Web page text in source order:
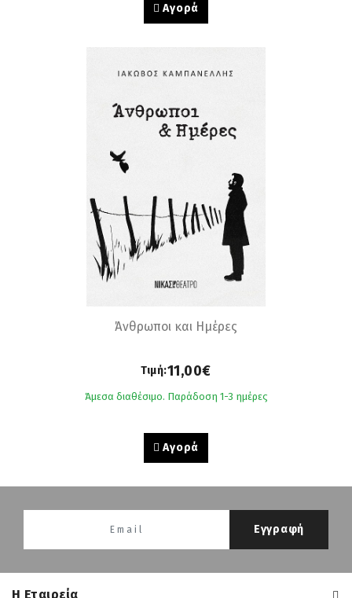
Αγορά
Άνθρωποι και Ημέρες
Τιμή:11,00€
Άμεσα διαθέσιμο. Παράδοση 1-3 ημέρες
Αγορά
H Εταιρεία
Εγγραφή